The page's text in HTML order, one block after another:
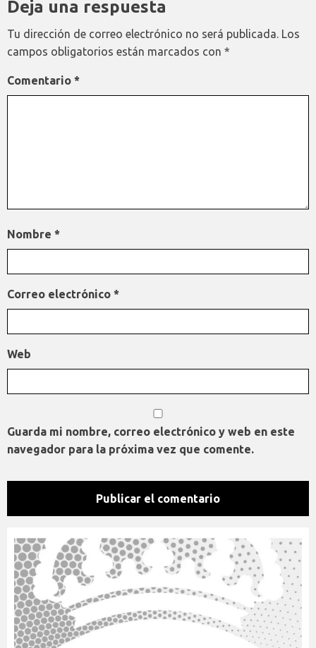
Deja una respuesta
Tu dirección de correo electrónico no será publicada. Los
campos obligatorios están marcados con *
Comentario *
Nombre *
Correo electrónico *
Web
Guarda mi nombre, correo electrónico y web en este
navegador para la próxima vez que comente.